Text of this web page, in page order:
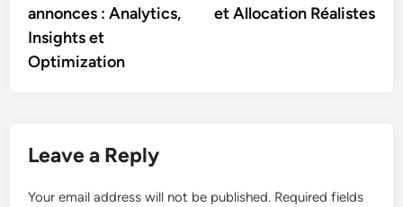
annonces : Analytics,
Insights et
Optimization
et Allocation Réalistes
Leave a Reply
Your email address will not be published. Required fields